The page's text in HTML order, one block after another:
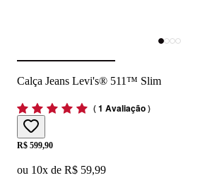
Calça Jeans Levi's® 511™ Slim
(1 Avaliação)
Price:
R$ 599,90
ou 10x de R$ 59,99